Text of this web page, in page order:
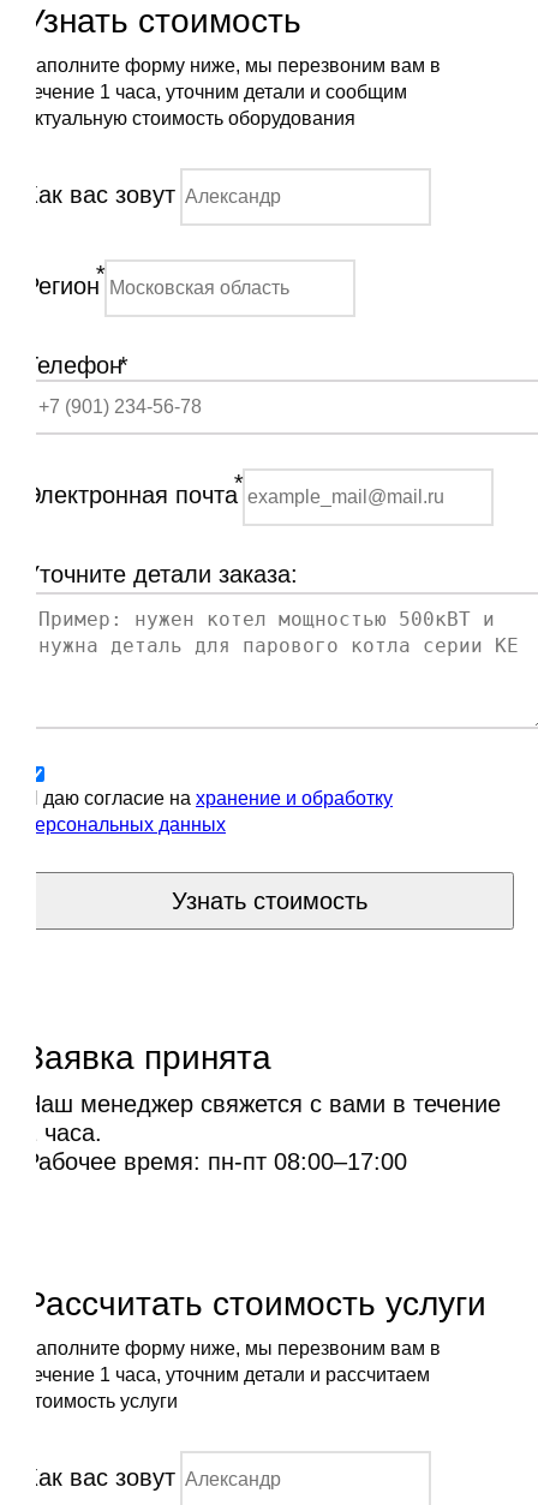
Узнать стоимость
Заполните форму ниже, мы перезвоним вам в
течение 1 часа, уточним детали и сообщим
актуальную стоимость оборудования
Как вас зовут
Регион*
Телефон*
Электронная почта*
Уточните детали заказа:
Я даю согласие на хранение и обработку
персональных данных
Узнать стоимость
Заявка принята
Наш менеджер свяжется с вами в течение
1 часа.
Рабочее время: пн-пт 08:00–17:00
Рассчитать стоимость услуги
Заполните форму ниже, мы перезвоним вам в
течение 1 часа, уточним детали и рассчитаем
стоимость услуги
Как вас зовут